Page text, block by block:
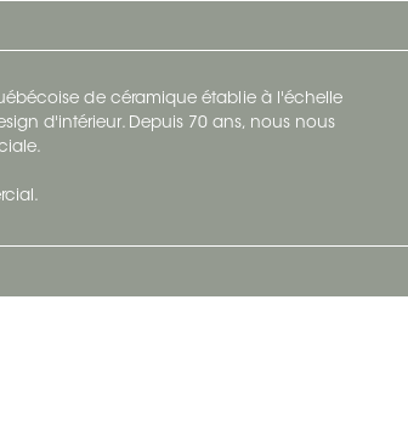
de céramique établie à l'échelle
d'intérieur. Depuis 70 ans, nous nous